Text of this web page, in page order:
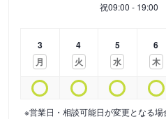
祝09:00 - 19:00
3
月
4
火
5
水
6
木
※営業日・相談可能日が変更となる